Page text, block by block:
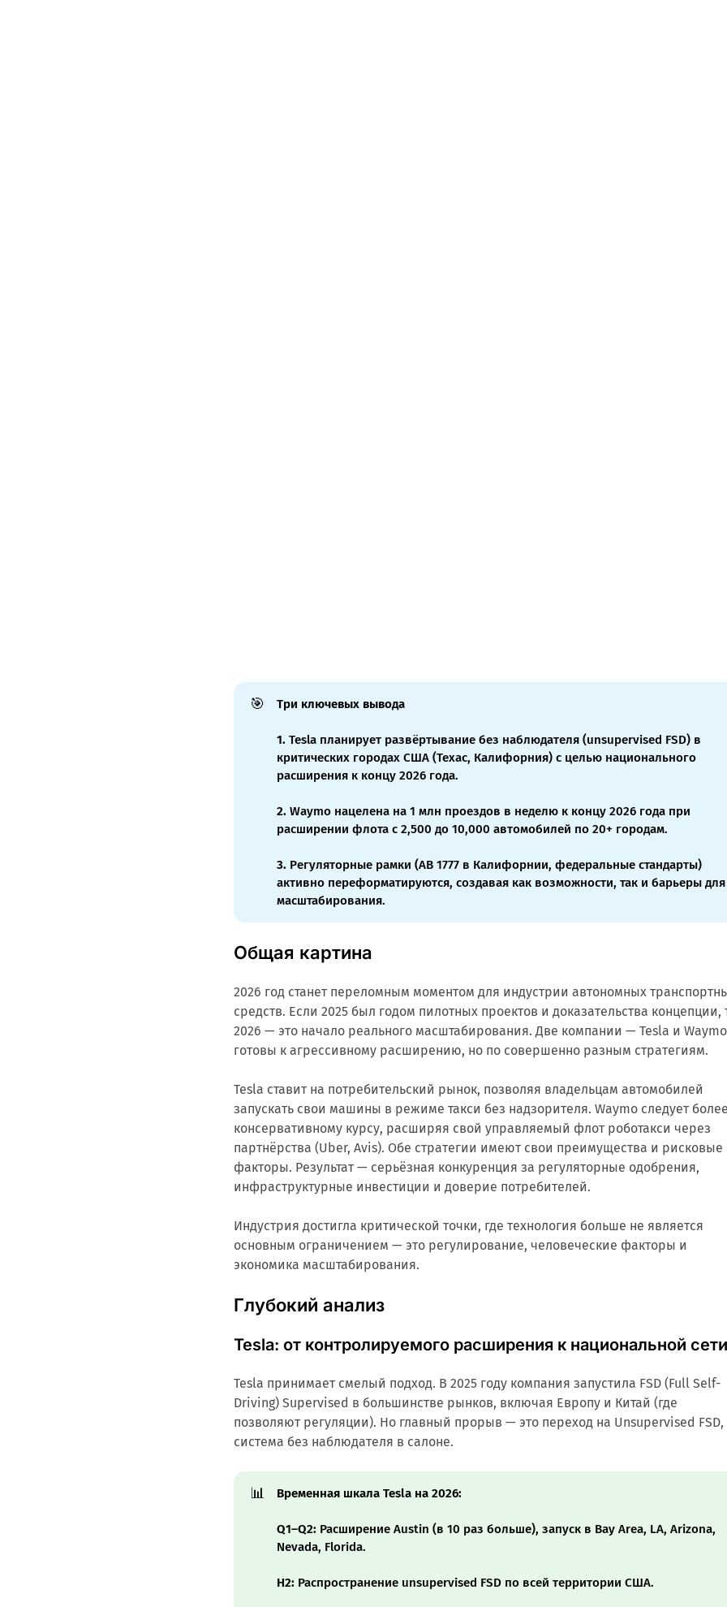
🎯 Три ключевых вывода
1. Tesla планирует развёртывание без наблюдателя (unsupervised FSD) в
критических городах США (Техас, Калифорния) с целью национального
расширения к концу 2026 года.
2. Waymo нацелена на 1 млн проездов в неделю к концу 2026 года при
расширении флота с 2,500 до 10,000 автомобилей по 20+ городам.
3. Регуляторные рамки (AB 1777 в Калифорнии, федеральные стандарты)
активно переформатируются, создавая как возможности, так и барьеры для
масштабирования.
Общая картина
2026 год станет переломным моментом для индустрии автономных
средств. Если 2025 был годом пилотных проектов и доказательства концепции,
2026 — это начало реального масштабирования. Две компании — Tesla и
готовы к агрессивному расширению, но по совершенно разным стратегиям.
Tesla ставит на потребительский рынок, позволяя владельцам автомобилей
запускать свои машины в режиме такси без надзорителя. Waymo следует более
консервативному курсу, расширяя свой управляемый флот роботакси через
партнёрства (Uber, Avis). Обе стратегии имеют свои преимущества и рисковые
факторы. Результат — серьёзная конкуренция за регуляторные одобрения,
инфраструктурные инвестиции и доверие потребителей.
Индустрия достигла критической точки, где технология больше не является
основным ограничением — это регулирование, человеческие факторы и
экономика масштабирования.
Глубокий анализ
Tesla: от контролируемого расширения к национальной сети
Tesla принимает смелый подход. В 2025 году компания запустила FSD (Full Self-
Driving) Supervised в большинстве рынков, включая Европу и Китай (где
позволяют регуляции). Но главный прорыв — это переход на Unsupervised FSD,
система без наблюдателя в салоне.
📊 Временная шкала Tesla на 2026:
Q1–Q2: Расширение Austin (в 10 раз больше), запуск в Bay Area, LA, Arizona,
Nevada, Florida.
H2: Распространение unsupervised FSD по всей территории США.